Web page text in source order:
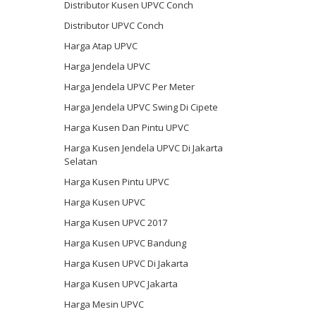
Distributor Kusen UPVC Conch
Distributor UPVC Conch
Harga Atap UPVC
Harga Jendela UPVC
Harga Jendela UPVC Per Meter
Harga Jendela UPVC Swing Di Cipete
Harga Kusen Dan Pintu UPVC
Harga Kusen Jendela UPVC Di Jakarta
Selatan
Harga Kusen Pintu UPVC
Harga Kusen UPVC
Harga Kusen UPVC 2017
Harga Kusen UPVC Bandung
Harga Kusen UPVC Di Jakarta
Harga Kusen UPVC Jakarta
Harga Mesin UPVC